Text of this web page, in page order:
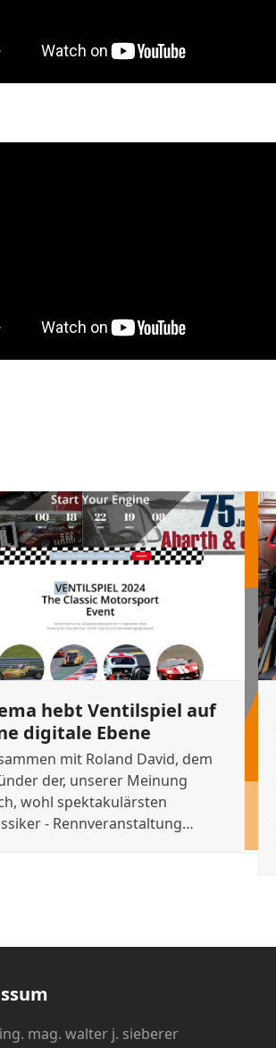
hebt Ventilspiel auf
digitale Ebene
mit Roland David, dem
der, unserer Meinung
wohl spektakulärsten
- Rennveranstaltung…
ing. mag. walter j. sieberer